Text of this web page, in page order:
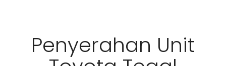
Penyerahan Unit